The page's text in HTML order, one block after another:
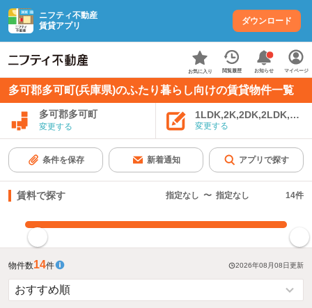
ニフティ不動産
賃貸アプリ
ダウンロード
お気に入り 閲覧履歴 お知らせ マイページ
多可郡多可町(兵庫県)のふたり暮らし向けの賃貸物件一覧
多可郡多可町
変更する 変更する
条件を保存 新着通知 アプリで探す
賃料で探す 指定なし 〜 指定なし 14件
物件数14件 2026年08月08日更新